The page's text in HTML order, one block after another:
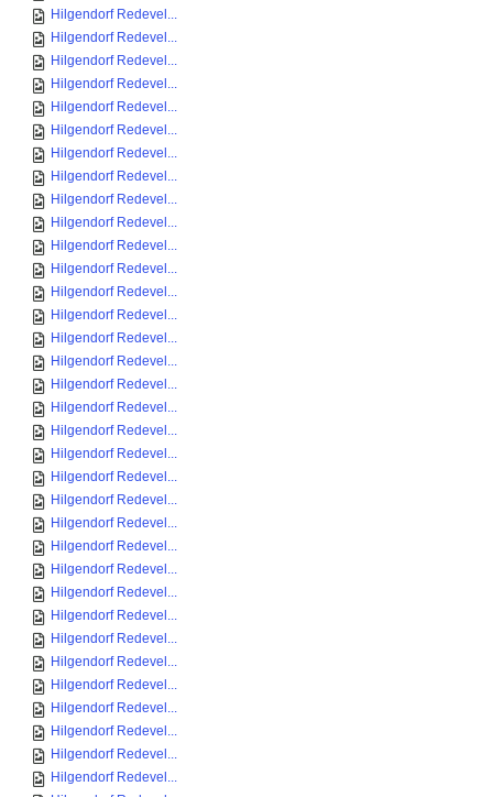
Hilgendorf Redevel...
Hilgendorf Redevel...
Hilgendorf Redevel...
Hilgendorf Redevel...
Hilgendorf Redevel...
Hilgendorf Redevel...
Hilgendorf Redevel...
Hilgendorf Redevel...
Hilgendorf Redevel...
Hilgendorf Redevel...
Hilgendorf Redevel...
Hilgendorf Redevel...
Hilgendorf Redevel...
Hilgendorf Redevel...
Hilgendorf Redevel...
Hilgendorf Redevel...
Hilgendorf Redevel...
Hilgendorf Redevel...
Hilgendorf Redevel...
Hilgendorf Redevel...
Hilgendorf Redevel...
Hilgendorf Redevel...
Hilgendorf Redevel...
Hilgendorf Redevel...
Hilgendorf Redevel...
Hilgendorf Redevel...
Hilgendorf Redevel...
Hilgendorf Redevel...
Hilgendorf Redevel...
Hilgendorf Redevel...
Hilgendorf Redevel...
Hilgendorf Redevel...
Hilgendorf Redevel...
Hilgendorf Redevel...